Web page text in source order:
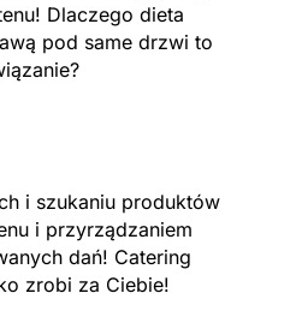
Dlaczego dieta
pod same drzwi to
i szukaniu produktów
i przyrządzaniem
dań! Catering
zrobi za Ciebie!